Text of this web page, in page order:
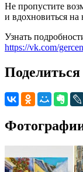
Не пропустите
и вдохновиться
Узнать
https://vk.com/